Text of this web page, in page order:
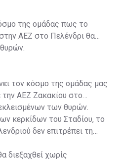
της ομάδας πως το
ΑΕΖ στο Πελένδρι θα
τον κόσμο της ομάδας μας
την ΑΕΖ Ζακακίου στο
των θυρών.
κερκίδων του Σταδίου, το
δεν επιτρέπει τη
διεξαχθεί χωρίς